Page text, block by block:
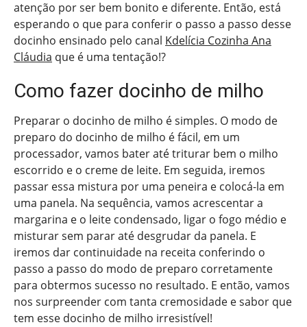
atenção por ser bem bonito e diferente. Então, está
esperando o que para conferir o passo a passo desse
docinho ensinado pelo canal Kdelícia Cozinha Ana
Cláudia que é uma tentação!?
Como fazer docinho de milho
Preparar o docinho de milho é simples. O modo de
preparo do docinho de milho é fácil, em um
processador, vamos bater até triturar bem o milho
escorrido e o creme de leite. Em seguida, iremos
passar essa mistura por uma peneira e colocá-la em
uma panela. Na sequência, vamos acrescentar a
margarina e o leite condensado, ligar o fogo médio e
misturar sem parar até desgrudar da panela. E
iremos dar continuidade na receita conferindo o
passo a passo do modo de preparo corretamente
para obtermos sucesso no resultado. E então, vamos
nos surpreender com tanta cremosidade e sabor que
tem esse docinho de milho irresistível!